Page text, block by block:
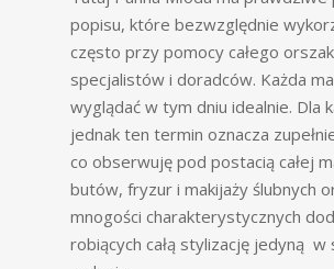
popisu, które bezwzględnie
często przy pomocy całego
specjalistów i doradców. Każda
wyglądać w tym dniu idealnie. Dla
jednak ten termin oznacza
co obserwuję pod postacią całej
butów, fryzur i makijaży ślubnych
mnogości charakterystycznych
robiących całą stylizację jedyną w